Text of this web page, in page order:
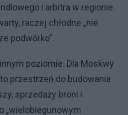
i arbitra w regionie.
raczej chłodne „nie
podwórko”.
poziomie. Dla Moskwy
przestrzeń do budowania
sprzedaży broni i
„wielobiegunowym